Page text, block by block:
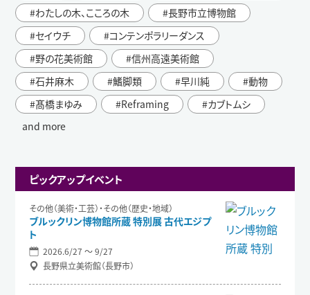
わたしの木、こころの木
長野市立博物館
セイウチ
コンテンポラリーダンス
野の花美術館
信州高遠美術館
石井麻木
鰭脚類 早川純
動物
髙橋まゆみ
Reframing
カブトムシ
and more
ピックアップイベント
その他（美術・工芸）・その他（歴史・地域）
ブルックリン博物館所蔵 特別展 古代エジプ
ト
2026.6/27 〜 9/27
長野県立美術館（長野市）